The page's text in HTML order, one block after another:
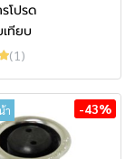
โปรด
ทียบ
(1)
า -43%